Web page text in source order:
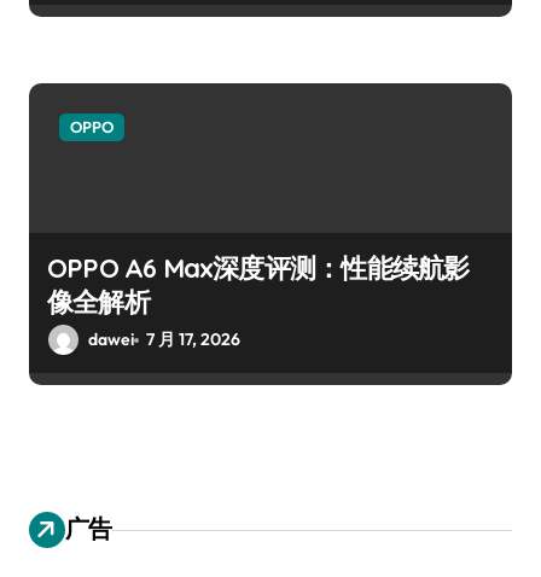
OPPO
OPPO A6 Max深度评测：性能续航影
像全解析
dawei 7 月 17, 2026
广告